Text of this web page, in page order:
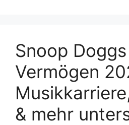
Snoop Doggs
Vermögen
& mehr